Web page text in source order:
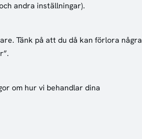
andra inställningar).
Tänk på att du då kan förlora några
om hur vi behandlar dina